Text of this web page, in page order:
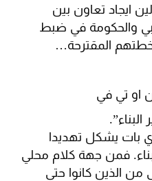
ايجاد تعاون بين
والحكومة في ضبط
المقترحة…
او تي في
بات يشكل تهديدا
فمن جهة كلام محلي
الذين كانوا حتى